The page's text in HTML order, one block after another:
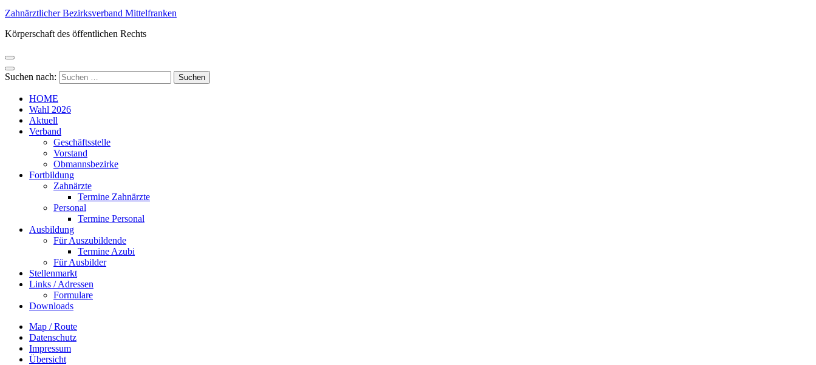
Zahnärztlicher Bezirksverband Mittelfranken
Körperschaft des öffentlichen Rechts
Suchen nach:
HOME
Wahl 2026
Aktuell
Verband
Geschäftsstelle
Vorstand
Obmannsbezirke
Fortbildung
Zahnärzte
Termine Zahnärzte
Personal
Termine Personal
Ausbildung
Für Auszubildende
Termine Azubi
Für Ausbilder
Stellenmarkt
Links / Adressen​
Formulare
Downloads
Map / Route
Datenschutz
Impressum
Übersicht